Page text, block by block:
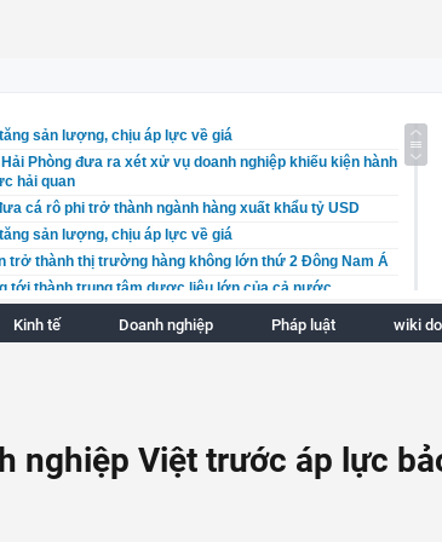
sản lượng, chịu áp lực về giá
Phòng đưa ra xét xử vụ doanh nghiệp khiếu kiện hành
hải quan
cá rô phi trở thành ngành hàng xuất khẩu tỷ USD
sản lượng, chịu áp lực về giá
trở thành thị trường hàng không lớn thứ 2 Đông Nam Á
tới thành trung tâm dược liệu lớn của cả nước
Hải Phòng đưa ra xét xử vụ doanh nghiệp khiếu kiện hành
hải quan
đến Việt Nam tăng bứt phá trong 7 tháng đầu năm
định bảo vệ người tố giác hành vi rửa tiền
Kinh tế Doanh nghiệp Pháp luật wiki
nghiệp Việt trước áp lực